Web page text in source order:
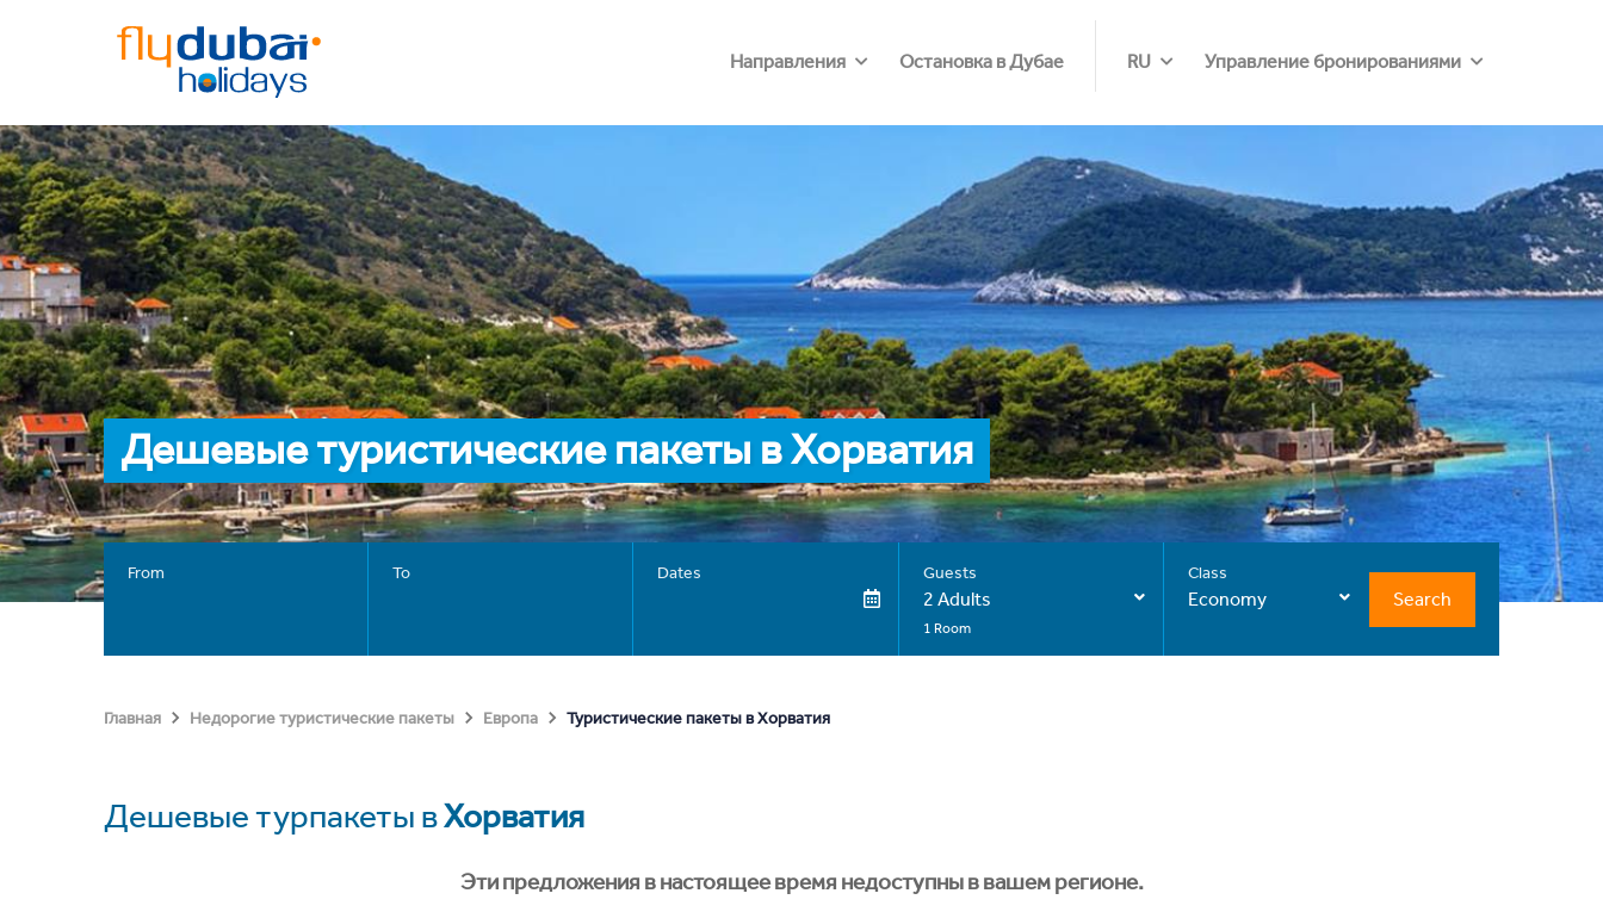
Направления Остановка в Дубае RU Управление бронированиями
Дешевые туристические пакеты в Хорватия
From To Dates Guests
2 Adults
1 Room
Class
Economy Search
Главная Недорогие туристические пакеты Европа Туристические пакеты в Хорватия
Дешевые турпакеты вХорватия
Эти предложения в настоящее время недоступны в вашем регионе.